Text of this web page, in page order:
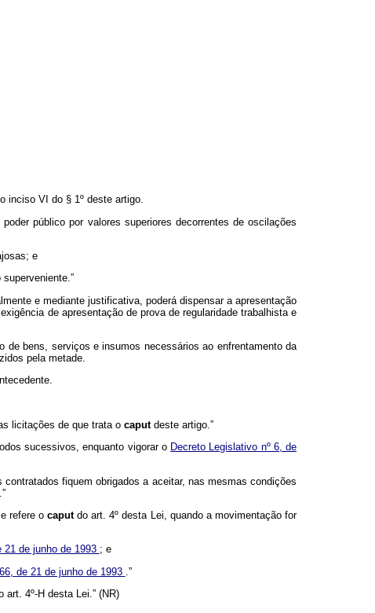
inciso VI do § 1º deste artigo.
público por valores superiores decorrentes de oscilações
e
e mediante justificativa, poderá dispensar a apresentação
de apresentação de prova de regularidade trabalhista e
de bens, serviços e insumos necessários ao enfrentamento da
pela metade.
licitações de que trata o caput deste artigo.”
sucessivos, enquanto vigorar o Decreto Legislativo nº 6, de
fiquem obrigados a aceitar, nas mesmas condições
refere o caputdo art. 4º desta Lei, quando a movimentação for
21 de junho de 1993 ; e
de 21 de junho de 1993 .”
art. 4º-H desta Lei.” (NR)